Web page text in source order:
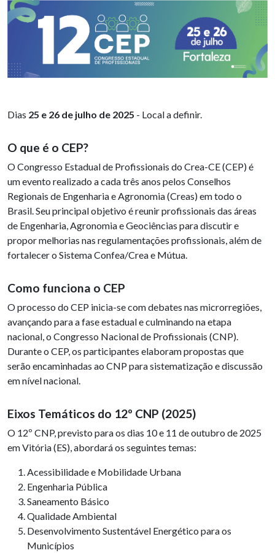
Dias 25 e 26 de julho de 2025 - Local a definir.
O que é o CEP?
O Congresso Estadual de Profissionais do Crea-CE (CEP) é
um evento realizado a cada três anos pelos Conselhos
Regionais de Engenharia e Agronomia (Creas) em todo o
Brasil. Seu principal objetivo é reunir profissionais das áreas
de Engenharia, Agronomia e Geociências para discutir e
propor melhorias nas regulamentações profissionais, além de
fortalecer o Sistema Confea/Crea e Mútua.
Como funciona o CEP
O processo do CEP inicia-se com debates nas microrregiões,
avançando para a fase estadual e culminando na etapa
nacional, o Congresso Nacional de Profissionais (CNP).
Durante o CEP, os participantes elaboram propostas que
serão encaminhadas ao CNP para sistematização e discussão
em nível nacional.
Eixos Temáticos do 12º CNP (2025)
O 12º CNP, previsto para os dias 10 e 11 de outubro de 2025
em Vitória (ES), abordará os seguintes temas:
Acessibilidade e Mobilidade Urbana
Engenharia Pública
Saneamento Básico
Qualidade Ambiental
Desenvolvimento Sustentável Energético para os
Municípios